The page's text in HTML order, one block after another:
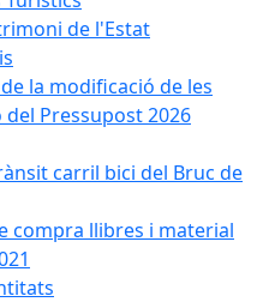
de l'Estat
la modificació de les
del Pressupost 2026
carril bici del Bruc de
compra llibres i material